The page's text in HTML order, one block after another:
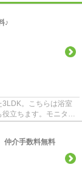
♪
。こちらは浴室
立ちます。モニター
介手数料無料